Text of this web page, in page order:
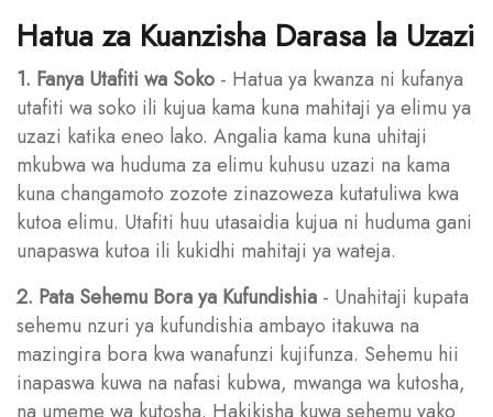
Hatua za Kuanzisha Darasa la Uzazi
1. Fanya Utafiti wa Soko - Hatua ya kwanza ni kufanya
utafiti wa soko ili kujua kama kuna mahitaji ya elimu ya
uzazi katika eneo lako. Angalia kama kuna uhitaji
mkubwa wa huduma za elimu kuhusu uzazi na kama
kuna changamoto zozote zinazoweza kutatuliwa kwa
kutoa elimu. Utafiti huu utasaidia kujua ni huduma gani
unapaswa kutoa ili kukidhi mahitaji ya wateja.
2. Pata Sehemu Bora ya Kufundishia - Unahitaji kupata
sehemu nzuri ya kufundishia ambayo itakuwa na
mazingira bora kwa wanafunzi kujifunza. Sehemu hii
inapaswa kuwa na nafasi kubwa, mwanga wa kutosha,
na umeme wa kutosha. Hakikisha kuwa sehemu yako